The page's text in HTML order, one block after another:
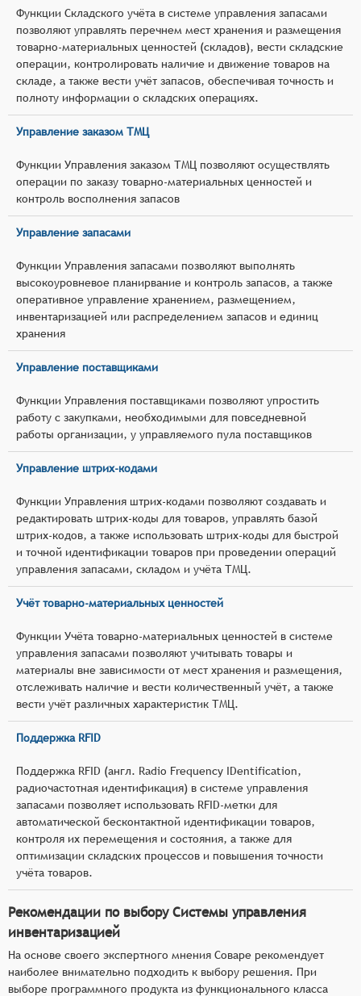
Функции Складского учёта в системе управления запасами
позволяют управлять перечнем мест хранения и размещения
товарно-материальных ценностей (складов), вести складские
операции, контролировать наличие и движение товаров на
складе, а также вести учёт запасов, обеспечивая точность и
полноту информации о складских операциях.
Управление заказом ТМЦ
Функции Управления заказом ТМЦ позволяют осуществлять
операции по заказу товарно-материальных ценностей и
контроль восполнения запасов
Управление запасами
Функции Управления запасами позволяют выполнять
высокоуровневое планирвание и контроль запасов, а также
оперативное управление хранением, размещением,
инвентаризацией или распределением запасов и единиц
хранения
Управление поставщиками
Функции Управления поставщиками позволяют упростить
работу с закупками, необходимыми для повседневной
работы организации, у управляемого пула поставщиков
Управление штрих-кодами
Функции Управления штрих-кодами позволяют создавать и
редактировать штрих-коды для товаров, управлять базой
штрих-кодов, а также использовать штрих-коды для быстрой
и точной идентификации товаров при проведении операций
управления запасами, складом и учёта ТМЦ.
Учёт товарно-материальных ценностей
Функции Учёта товарно-материальных ценностей в системе
управления запасами позволяют учитывать товары и
материалы вне зависимости от мест хранения и размещения,
отслеживать наличие и вести количественный учёт, а также
вести учёт различных характеристик ТМЦ.
Поддержка RFID
Поддержка RFID (англ. Radio Frequency IDentification,
радиочастотная идентификация) в системе управления
запасами позволяет использовать RFID-метки для
автоматической бесконтактной идентификации товаров,
контроля их перемещения и состояния, а также для
оптимизации складских процессов и повышения точности
учёта товаров.
Рекомендации по выбору Системы управления
инвентаризацией
На основе своего экспертного мнения Соваре рекомендует
наиболее внимательно подходить к выбору решения. При
выборе программного продукта из функционального класса